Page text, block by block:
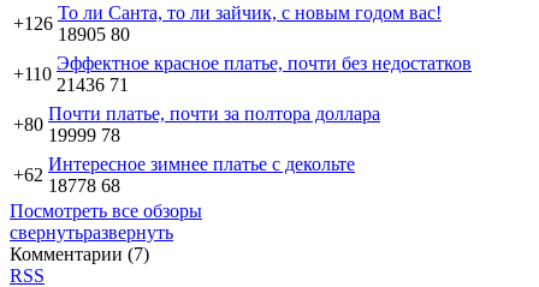
+126
То ли Санта, то ли зайчик, с новым годом вас!
18905 80
+110
Эффектное красное платье, почти без недостатков
21436 71
+80
Почти платье, почти за полтора доллара
19999 78
+62
Интересное зимнее платье с декольте
18778 68
Посмотреть все обзоры
свернутьразвернуть
Комментарии (7)
RSS